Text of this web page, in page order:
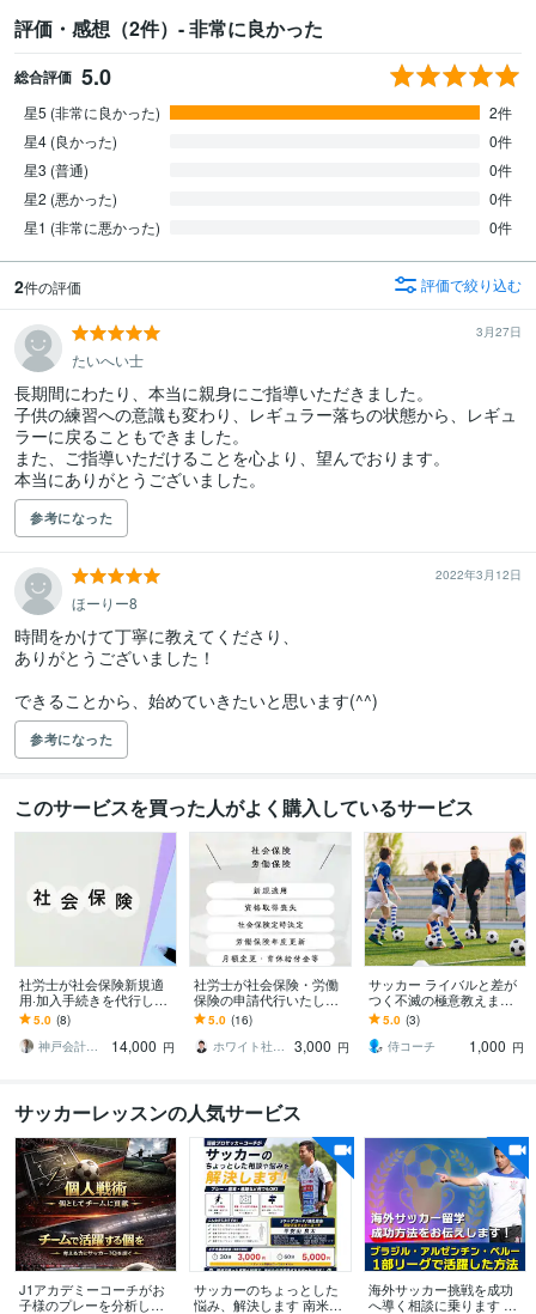
評価・感想（2件）- 非常に良かった
総合評価 5.0
星5 (非常に良かった)
2件
星4 (良かった)
0件
星3 (普通)
0件
星2 (悪かった)
0件
星1 (非常に悪かった)
0件
2件の評価 評価で絞り込む
3月27日
たいへい士
長期間にわたり、本当に親身にご指導いただきました。
子供の練習への意識も変わり、レギュラー落ちの状態から、レギュ
ラーに戻ることもできました。
また、ご指導いただけることを心より、望んでおります。
本当にありがとうございました。
参考になった
2022年3月12日
ほーりー8
時間をかけて丁寧に教えてくださり、
ありがとうございました！
できることから、始めていきたいと思います(^^)
参考になった
このサービスを買った人がよく購入しているサービス
社労士が社会保険新規適
用·加入手続きを代行しま
す 会社設立時や個人事業
を始められる方、是非ご
相談ください!
5.0 (8)
神戸会計労務管理事務所
14,000 円
社労士が社会保険・労働
保険の申請代行いたしま
す 元年金事務所職員で
す！手続は経験豊富な社
労士にお任せください
5.0 (16)
ホワイト社労士事務所
3,000 円
サッカー ライバルと差が
つく不滅の極意教えます
レギュラーになりたいの
に練習方法がわからない
努力家のあなたへ
5.0 (3)
侍コーチ
1,000 円
サッカーレッスンの人気サービス
J1アカデミーコーチがお
子様のプレーを分析しま
サッカーのちょっとした
悩み、解決します 南米リ
海外サッカー挑戦を成功
へ導く相談に乗ります ブ